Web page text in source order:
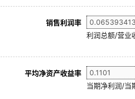
销售利润率
利润总额/营业
平均净资产收益率
当期净利润/当